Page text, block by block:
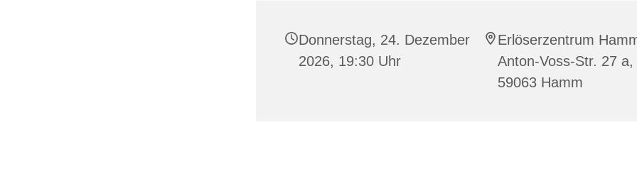
Donnerstag, 24. Dezember
2026, 19:30 Uhr
Erlöserzentrum
Anton-Voss-Str. 27 a,
59063 Hamm